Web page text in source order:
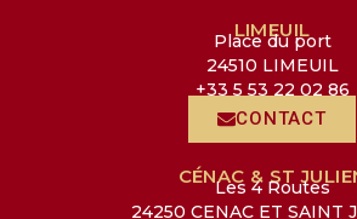
LIMEUIL
Place du port
24510 LIMEUIL
+33 5 53 22 02 86
CONTACT
CÉNAC & ST
Les 4 Routes
24250 CENAC ET SAINT